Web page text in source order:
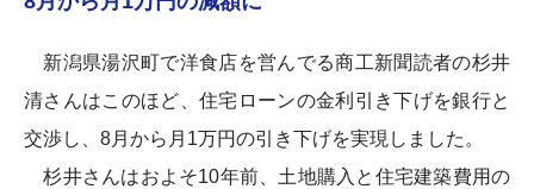
新潟県湯沢町で洋食店を営んでる商工新聞読者の杉井
清さんはこのほど、住宅ローンの金利引き下げを銀行と
交渉し、8月から月1万円の引き下げを実現しました。
杉井さんはおよそ10年前、土地購入と住宅建築費用の